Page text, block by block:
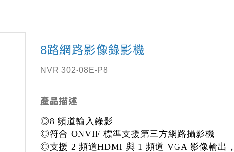
8路網路影像錄影機
NVR 302-08E-P8
產品描述
◎8 頻道輸入錄影
◎符合 ONVIF 標準支援第三方網路攝影機
◎支援 2 頻道HDMI 與 1 頻道 VGA 影像輸出